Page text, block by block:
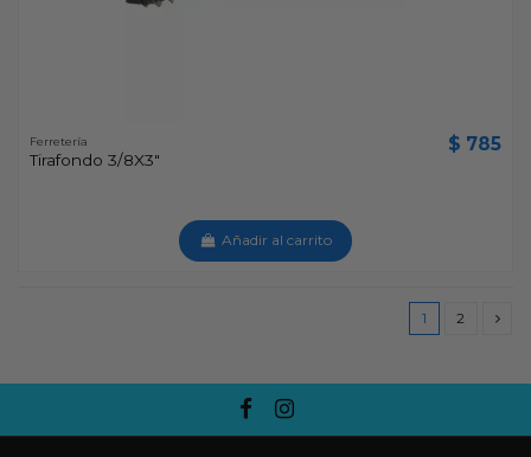
Ferretería
Tirafondo 3/8X3"
$ 785
Añadir al carrito
1 2